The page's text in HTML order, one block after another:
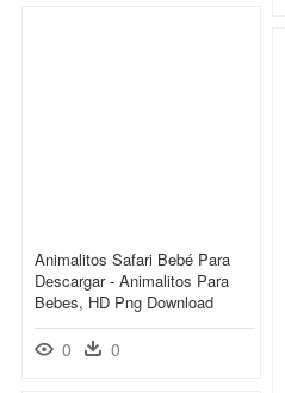
Animalitos Safari Bebé Para
Descargar - Animalitos Para
Bebes, HD Png Download
0 0